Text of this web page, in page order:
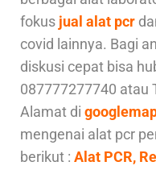
fokus jual alat pcr
covid lainnya. Bagi
diskusi cepat bisa
087777277740 atau
Alamat di
mengenai alat pcr
berikut : Alat PCR,